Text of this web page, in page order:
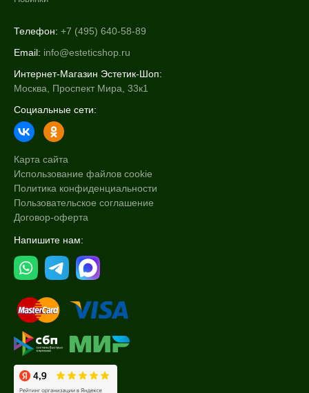
Телефон: +7 (495) 640-58-89
Email: info@esteticshop.ru
Интернет-Магазин Эстетик-Шоп:
Москва, Проспект Мира, 33к1
Социальные сети:
Карта сайта
Использование файлов cookie
Политика конфиденциальности
Пользовательское соглашение
Договор-оферта
Напишите нам: